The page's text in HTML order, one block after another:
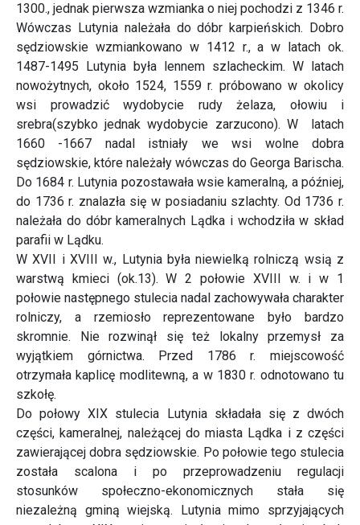
1300., jednak pierwsza wzmianka o niej pochodzi z 1346 r.
Wówczas Lutynia należała do dóbr karpieńskich. Dobro
sędziowskie wzmiankowano w 1412 r., a w latach ok.
1487-1495 Lutynia była lennem szlacheckim. W latach
nowożytnych, około 1524, 1559 r. próbowano w okolicy
wsi prowadzić wydobycie rudy żelaza, ołowiu i
srebra(szybko jednak wydobycie zarzucono). W latach
1660 -1667 nadal istniały we wsi wolne dobra
sędziowskie, które należały wówczas do Georga Barischa.
Do 1684 r. Lutynia pozostawała wsie kameralną, a później,
do 1736 r. znalazła się w posiadaniu szlachty. Od 1736 r.
należała do dóbr kameralnych Lądka i wchodziła w skład
parafii w Lądku.
W XVII i XVIII w., Lutynia była niewielką rolniczą wsią z
warstwą kmieci (ok.13). W 2 połowie XVIII w. i w 1
połowie następnego stulecia nadal zachowywała charakter
rolniczy, a rzemiosło reprezentowane było bardzo
skromnie. Nie rozwinął się też lokalny przemysł za
wyjątkiem górnictwa. Przed 1786 r. miejscowość
otrzymała kaplicę modlitewną, a w 1830 r. odnotowano tu
szkołę.
Do połowy XIX stulecia Lutynia składała się z dwóch
części, kameralnej, należącej do miasta Lądka i z części
zawierającej dobra sędziowskie. Po połowie tego stulecia
została scalona i po przeprowadzeniu regulacji
stosunków społeczno-ekonomicznych stała się
niezależną gminą wiejską. Lutynia mimo sprzyjających